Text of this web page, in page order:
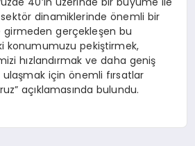
dinamiklerinde önemli bir
girmeden gerçekleşen bu
konumumuzu pekiştirmek,
hızlandırmak ve daha geniş
için önemli fırsatlar
açıklamasında bulundu.